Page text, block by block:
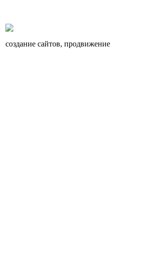
создание сайтов, продвижение